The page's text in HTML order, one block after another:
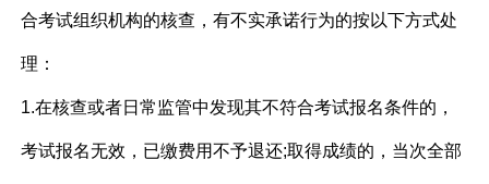
合考试组织机构的核查，有不实承诺行为的按以下方式处
理：
1.在核查或者日常监管中发现其不符合考试报名条件的，
考试报名无效，已缴费用不予退还;取得成绩的，当次全部